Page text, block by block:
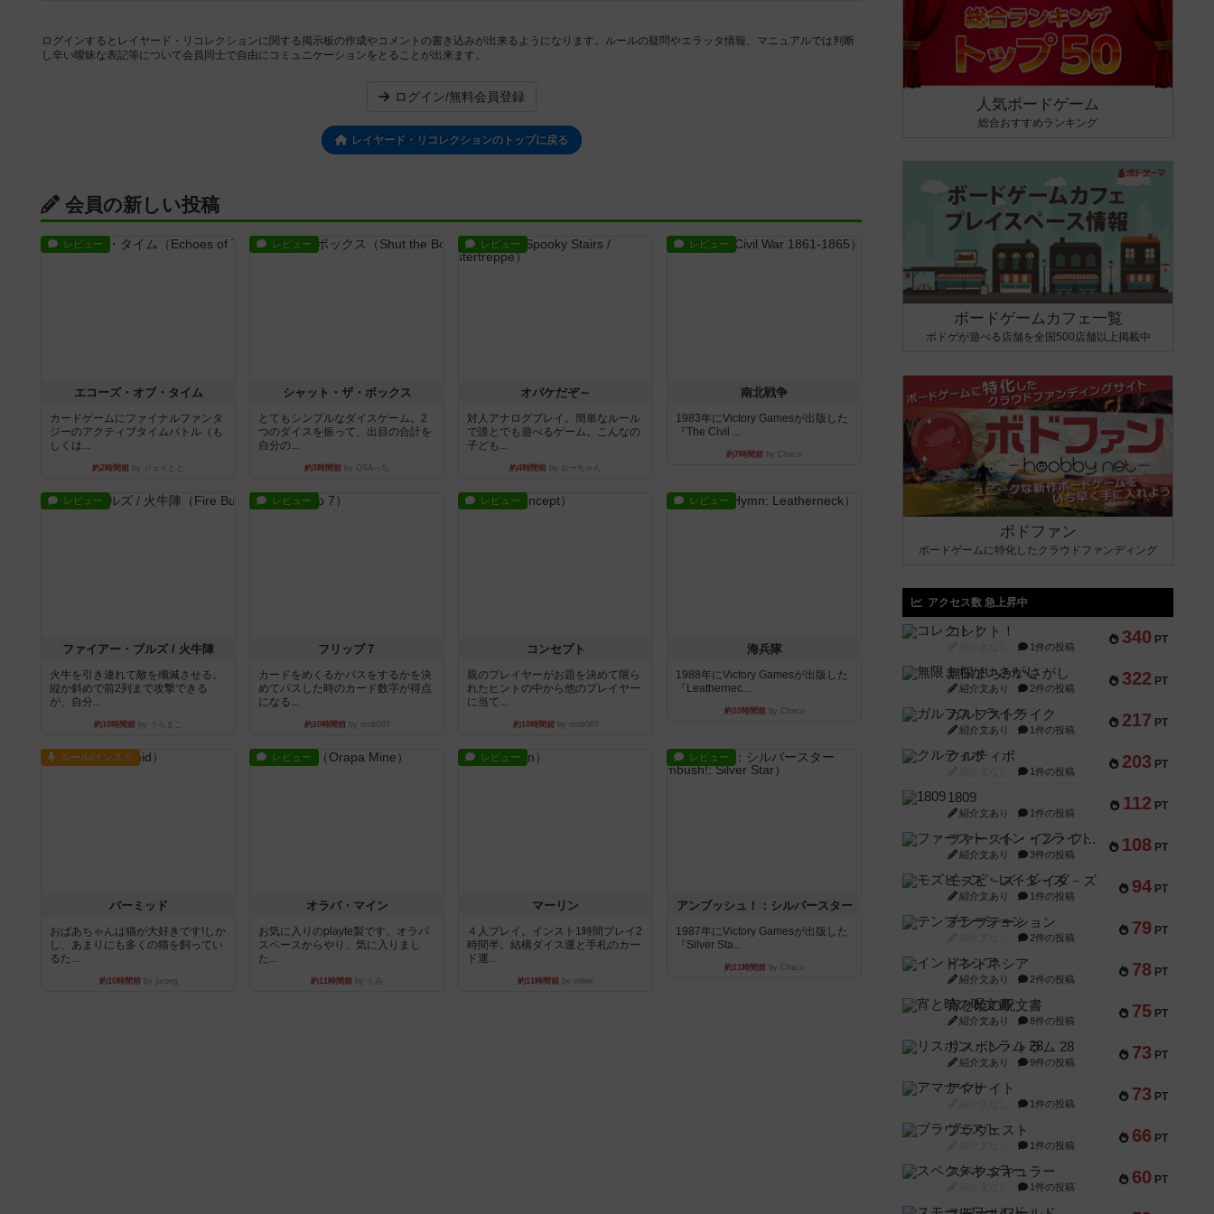
ログインするとレイヤード・リコレクションに関する掲示板の作成やコメントの書き込みが出来るようになります。ルールの疑問やエラッタ情報、マニュアルでは判断
し辛い曖昧な表記等について会員同士で自由にコミュニケーションをとることが出来ます。
ログイン/無料会員登録
レイヤード・リコレクションのトップに戻る
会員の新しい投稿
レビュー
エコーズ・オブ・タイム
カードゲームにファイナルファンタ
ジーのアクティブタイムバトル（も
しくは...
約2時間前 by ジェイとと
レビュー
シャット・ザ・ボックス
とてもシンプルなダイスゲーム。2
つのダイスを振って、出目の合計を
自分の...
約3時間前 by OSAっち
レビュー
オバケだぞ～
対人アナログプレイ。簡単なルール
で誰とでも遊べるゲーム。こんなの
子ども...
約4時間前 by おーちゃん
レビュー
南北戦争
1983年にVictory Gamesが出版した
『The Civil ...
約7時間前 by Chaco
レビュー
ファイアー・ブルズ / 火牛陣
火牛を引き連れて敵を殲滅させる。
縦か斜めで前2列まで攻撃できる
が、自分...
約10時間前 by うらまこ
レビュー
フリップ７
カードをめくるかパスをするかを決
めてパスした時のカード数字が得点
になる...
約10時間前by mob567
レビュー
コンセプト
親のプレイヤーがお題を決めて限ら
れたヒントの中から他のプレイヤー
に当て...
約10時間前by mob567
レビュー
海兵隊
1988年にVictory Gamesが出版した
『Leathernec...
約10時間前by Chaco
ルール/インスト
パーミッド
おばあちゃんは猫が大好きです!しか
し、あまりにも多くの猫を飼ってい
るた...
約10時間前by jurong
レビュー
オラパ・マイン
お気に入りのplayte製です。オラパ
スペースからやり、気に入りまし
た...
約11時間前 by くみ
レビュー
マーリン
４人プレイ。インスト1時間プレイ2
時間半。結構ダイス運と手札のカー
ド運...
約11時間前 by oliber
レビュー
アンブッシュ！：シルバースター
1987年にVictory Gamesが出版した
『Silver Sta...
約11時間前by Chaco
人気ボードゲーム
総合おすすめランキング
ボードゲームカフェ一覧
ボドゲが遊べる店舗を全国500店舗以上掲載中
ボドファン
ボードゲームに特化したクラウドファンディング
アクセス数 急上昇中
340 PT
コレクト！
1件の投稿
322 PT
無限まちがいさがし
紹介文あり 2件の投稿
217 PT
ガルフストライク
紹介文あり 1件の投稿
203 PT
クルティボ
1件の投稿
112 PT
1809
紹介文あり 1件の投稿
108 PT
ファースト・イン・フライト
紹介文あり 3件の投稿
94 PT
モズビ－ズ・レイダ－ズ
紹介文あり 1件の投稿
79 PT
テンプテーション
2件の投稿
78 PT
インドネシア
紹介文あり 2件の投稿
75 PT
宵と暁の呪文書
紹介文あり 8件の投稿
73 PT
リスボン・トラム 28
紹介文あり 9件の投稿
73 PT
アマナイト
1件の投稿
66 PT
ブラヴェスト
1件の投稿
60 PT
スペクタキュラー
1件の投稿